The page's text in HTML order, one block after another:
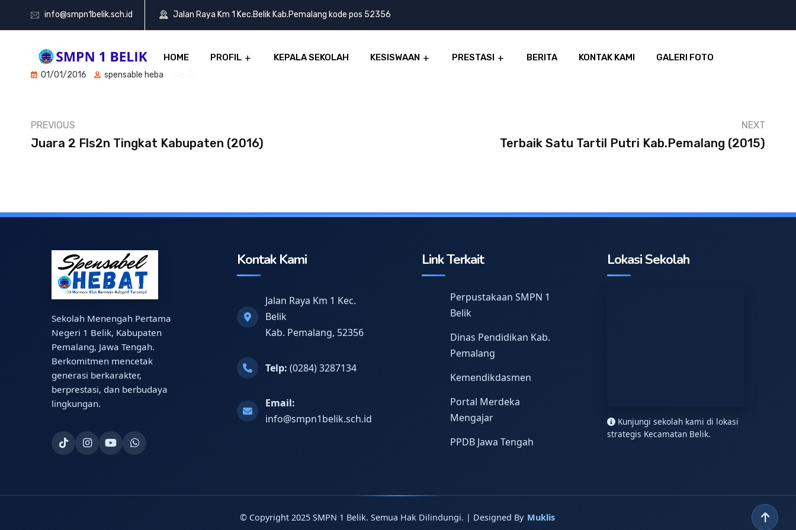
info@smpn1belik.sch.id Jalan Raya Km 1 Kec.Belik Kab.Pemalang kode pos 52356
HOME PROFIL KEPALA SEKOLAH KESISWAAN PRESTASI BERITA KONTAK KAMI GALERI FOTO
01/01/2016 spensable hebat
PREVIOUS
Juara 2 Fls2n Tingkat Kabupaten (2016)
NEXT
Terbaik Satu Tartil Putri Kab.pemalang (2015)
Sekolah Menengah Pertama
Negeri 1 Belik, Kabupaten
Pemalang, Jawa Tengah.
Berkomitmen mencetak
generasi berkarakter,
berprestasi, dan berbudaya
lingkungan.
Kontak Kami
Jalan Raya Km 1 Kec.
Belik
Kab. Pemalang, 52356
Telp: (0284) 3287134
Email:
info@smpn1belik.sch.id
Link Terkait
Perpustakaan SMPN 1
Belik
Dinas Pendidikan Kab.
Pemalang
Kemendikdasmen
Portal Merdeka
Mengajar
PPDB Jawa Tengah
Lokasi Sekolah
Kunjungi sekolah kami di lokasi
strategis Kecamatan Belik.
© Copyright 2025 SMPN 1 Belik. Semua Hak Dilindungi. | Designed By Muklis